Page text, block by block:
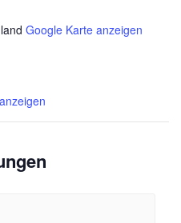
Google Karte anzeigen